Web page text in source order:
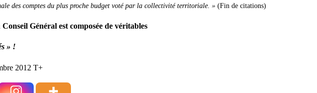
des comptes du plus proche budget voté par la collectivité territoriale. » (Fin de citations)
Général est composée de véritables
» !
2012 T+